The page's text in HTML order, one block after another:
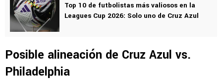
Top 10 de futbolistas más valiosos en la
Leagues Cup 2026: Solo uno de Cruz Azul
Posible alineación de Cruz Azul vs.
Philadelphia